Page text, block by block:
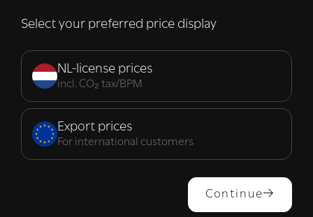
Select your preferred price display
NL-license prices
incl. CO₂ tax/BPM
Export prices
For international customers
Continue
van hun diensten. Lees verder
Strikt
noodzakelijk
Prestatie Targeting
ALLES ACCEPTEREN